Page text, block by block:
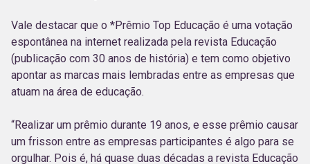
Vale destacar que o *Prêmio Top Educação é uma votação
espontânea na internet realizada pela revista Educação
(publicação com 30 anos de história) e tem como objetivo
apontar as marcas mais lembradas entre as empresas que
atuam na área de educação.
“Realizar um prêmio durante 19 anos, e esse prêmio causar
um frisson entre as empresas participantes é algo para se
orgulhar. Pois é, há quase duas décadas a revista Educação